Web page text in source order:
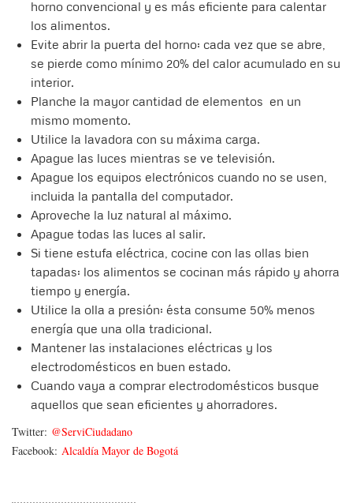
horno convencional y es más eficiente para calentar
los alimentos.
Evite abrir la puerta del horno: cada vez que se abre,
se pierde como mínimo 20% del calor acumulado en su
interior.
Planche la mayor cantidad de elementos en un
mismo momento.
Utilice la lavadora con su máxima carga.
Apague las luces mientras se ve televisión.
Apague los equipos electrónicos cuando no se usen,
incluida la pantalla del computador.
Aproveche la luz natural al máximo.
Apague todas las luces al salir.
Si tiene estufa eléctrica, cocine con las ollas bien
tapadas: los alimentos se cocinan más rápido y ahorra
tiempo y energía.
Utilice la olla a presión: ésta consume 50% menos
energía que una olla tradicional.
Mantener las instalaciones eléctricas y los
electrodomésticos en buen estado.
Cuando vaya a comprar electrodomésticos busque
aquellos que sean eficientes y ahorradores.
Twitter: @ServiCiudadano
Facebook: Alcaldía Mayor de Bogotá